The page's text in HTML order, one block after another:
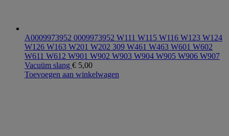
A0009973952 0009973952 W111 W115 W116 W123 W124
W126 W163 W201 W202 309 W461 W463 W601 W602
W611 W612 W901 W902 W903 W904 W905 W906 W907
Vacuüm slang € 5,00
Toevoegen aan winkelwagen